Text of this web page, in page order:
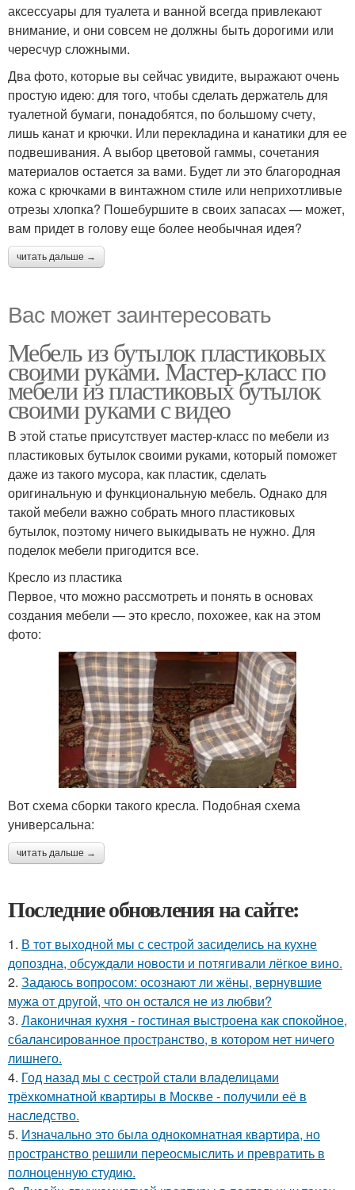
аксессуары для туалета и ванной всегда привлекают
внимание, и они совсем не должны быть дорогими или
чересчур сложными.
Два фото, которые вы сейчас увидите, выражают очень
простую идею: для того, чтобы сделать держатель для
туалетной бумаги, понадобятся, по большому счету,
лишь канат и крючки. Или перекладина и канатики для ее
подвешивания. А выбор цветовой гаммы, сочетания
материалов остается за вами. Будет ли это благородная
кожа с крючками в винтажном стиле или неприхотливые
отрезы хлопка? Пошебуршите в своих запасах — может,
вам придет в голову еще более необычная идея?
читать дальше →
Вас может заинтересовать
Мебель из бутылок пластиковых
своими руками. Мастер-класс по
мебели из пластиковых бутылок
своими руками с видео
В этой статье присутствует мастер-класс по мебели из
пластиковых бутылок своими руками, который поможет
даже из такого мусора, как пластик, сделать
оригинальную и функциональную мебель. Однако для
такой мебели важно собрать много пластиковых
бутылок, поэтому ничего выкидывать не нужно. Для
поделок мебели пригодится все.
Кресло из пластика
Первое, что можно рассмотреть и понять в основах
создания мебели — это кресло, похожее, как на этом
фото:
Вот схема сборки такого кресла. Подобная схема
универсальна:
читать дальше →
Последние обновления на сайте:
1. В тот выходной мы с сестрой засиделись на кухне
допоздна, обсуждали новости и потягивали лёгкое вино.
2. Задаюсь вопросом: осознают ли жёны, вернувшие
мужа от другой, что он остался не из любви?
3. Лаконичная кухня - гостиная выстроена как спокойное,
сбалансированное пространство, в котором нет ничего
лишнего.
4. Год назад мы с сестрой стали владелицами
трёхкомнатной квартиры в Москве - получили её в
наследство.
5. Изначально это была однокомнатная квартира, но
пространство решили переосмыслить и превратить в
полноценную студию.